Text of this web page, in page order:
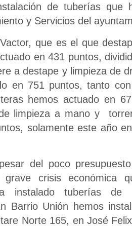
de tuberías que
y Servicios del
que es el que
en 431 puntos,
a destape y limpieza de
en 751 puntos, tanto
hemos actuado en
limpieza a mano y
solamente este año
del poco
crisis económica
instalado tuberías
Barrio Unión hemos
Norte 165, en José